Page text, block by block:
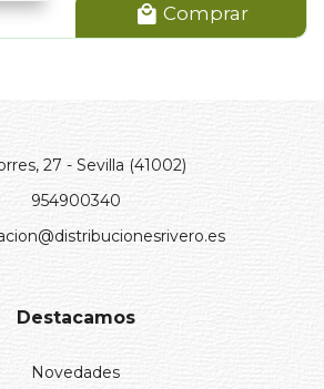
Comprar
27 - Sevilla (41002)
954900340
Destacamos
Novedades